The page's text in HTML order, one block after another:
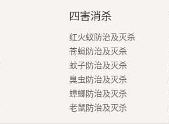
四害消杀
红火蚁防治及灭杀
苍蝇防治及灭杀
蚊子防治及灭杀
臭虫防治及灭杀
蟑螂防治及灭杀
老鼠防治及灭杀